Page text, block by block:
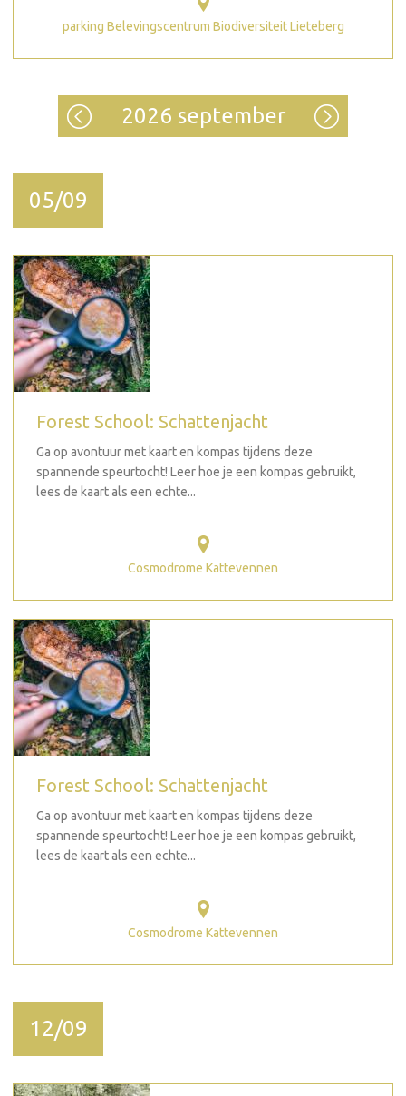
parking Belevingscentrum Biodiversiteit Lieteberg
2026 september
05/09
Forest School: Schattenjacht
Ga op avontuur met kaart en kompas tijdens deze
spannende speurtocht! Leer hoe je een kompas gebruikt,
lees de kaart als een echte...
Cosmodrome Kattevennen
Forest School: Schattenjacht
Ga op avontuur met kaart en kompas tijdens deze
spannende speurtocht! Leer hoe je een kompas gebruikt,
lees de kaart als een echte...
Cosmodrome Kattevennen
12/09